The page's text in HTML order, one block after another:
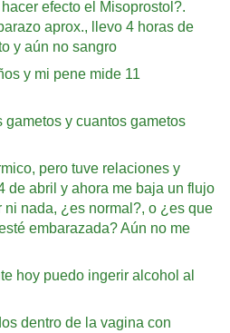
efecto el Misoprostol?.
aprox., llevo 4 horas de
y aún no sangro
y mi pene mide 11
y cuantos gametos
pero tuve relaciones y
de abril y ahora me baja un flujo
nada, ¿es normal?, o ¿es que
embarazada? Aún no me
hoy puedo ingerir alcohol al
dentro de la vagina con